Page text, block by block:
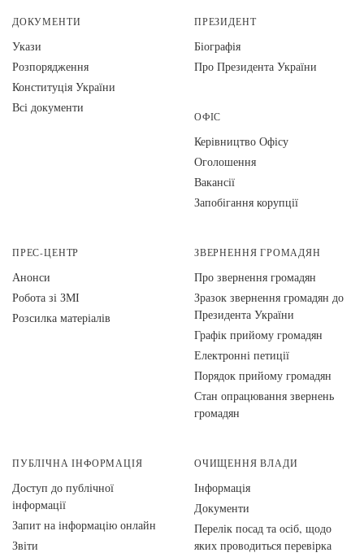
ДОКУМЕНТИ
Укази
Розпорядження
Конституція України
Всі документи
ПРЕЗИДЕНТ
Біографія
Про Президента України
ОФІС
Керівництво Офісу
Оголошення
Вакансії
Запобігання корупції
ПРЕС-ЦЕНТР
Анонси
Робота зі ЗМІ
Розсилка матеріалів
ЗВЕРНЕННЯ ГРОМАДЯН
Про звернення громадян
Зразок звернення громадян до
Президента України
Графік прийому громадян
Електронні петиції
Порядок прийому громадян
Стан опрацювання звернень
громадян
ПУБЛІЧНА ІНФОРМАЦІЯ
Доступ до публічної
інформації
Запит на інформацію онлайн
Звіти
ОЧИЩЕННЯ ВЛАДИ
Інформація
Документи
Перелік посад та осіб, щодо
яких проводиться перевірка